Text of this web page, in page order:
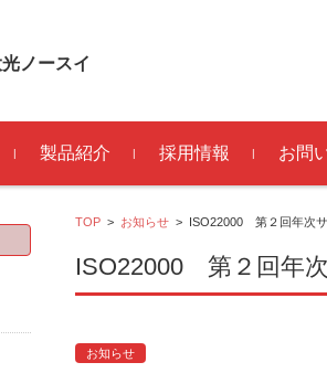
ノースイ
製品紹介
FSSC22000認証取得
採用情報
先輩社員メッセージ
よくあるご質問
リクルートのお問い合
お問
TOP> お知らせ> ISO22000 第２回年次
ISO22000 第２回年
お知らせ